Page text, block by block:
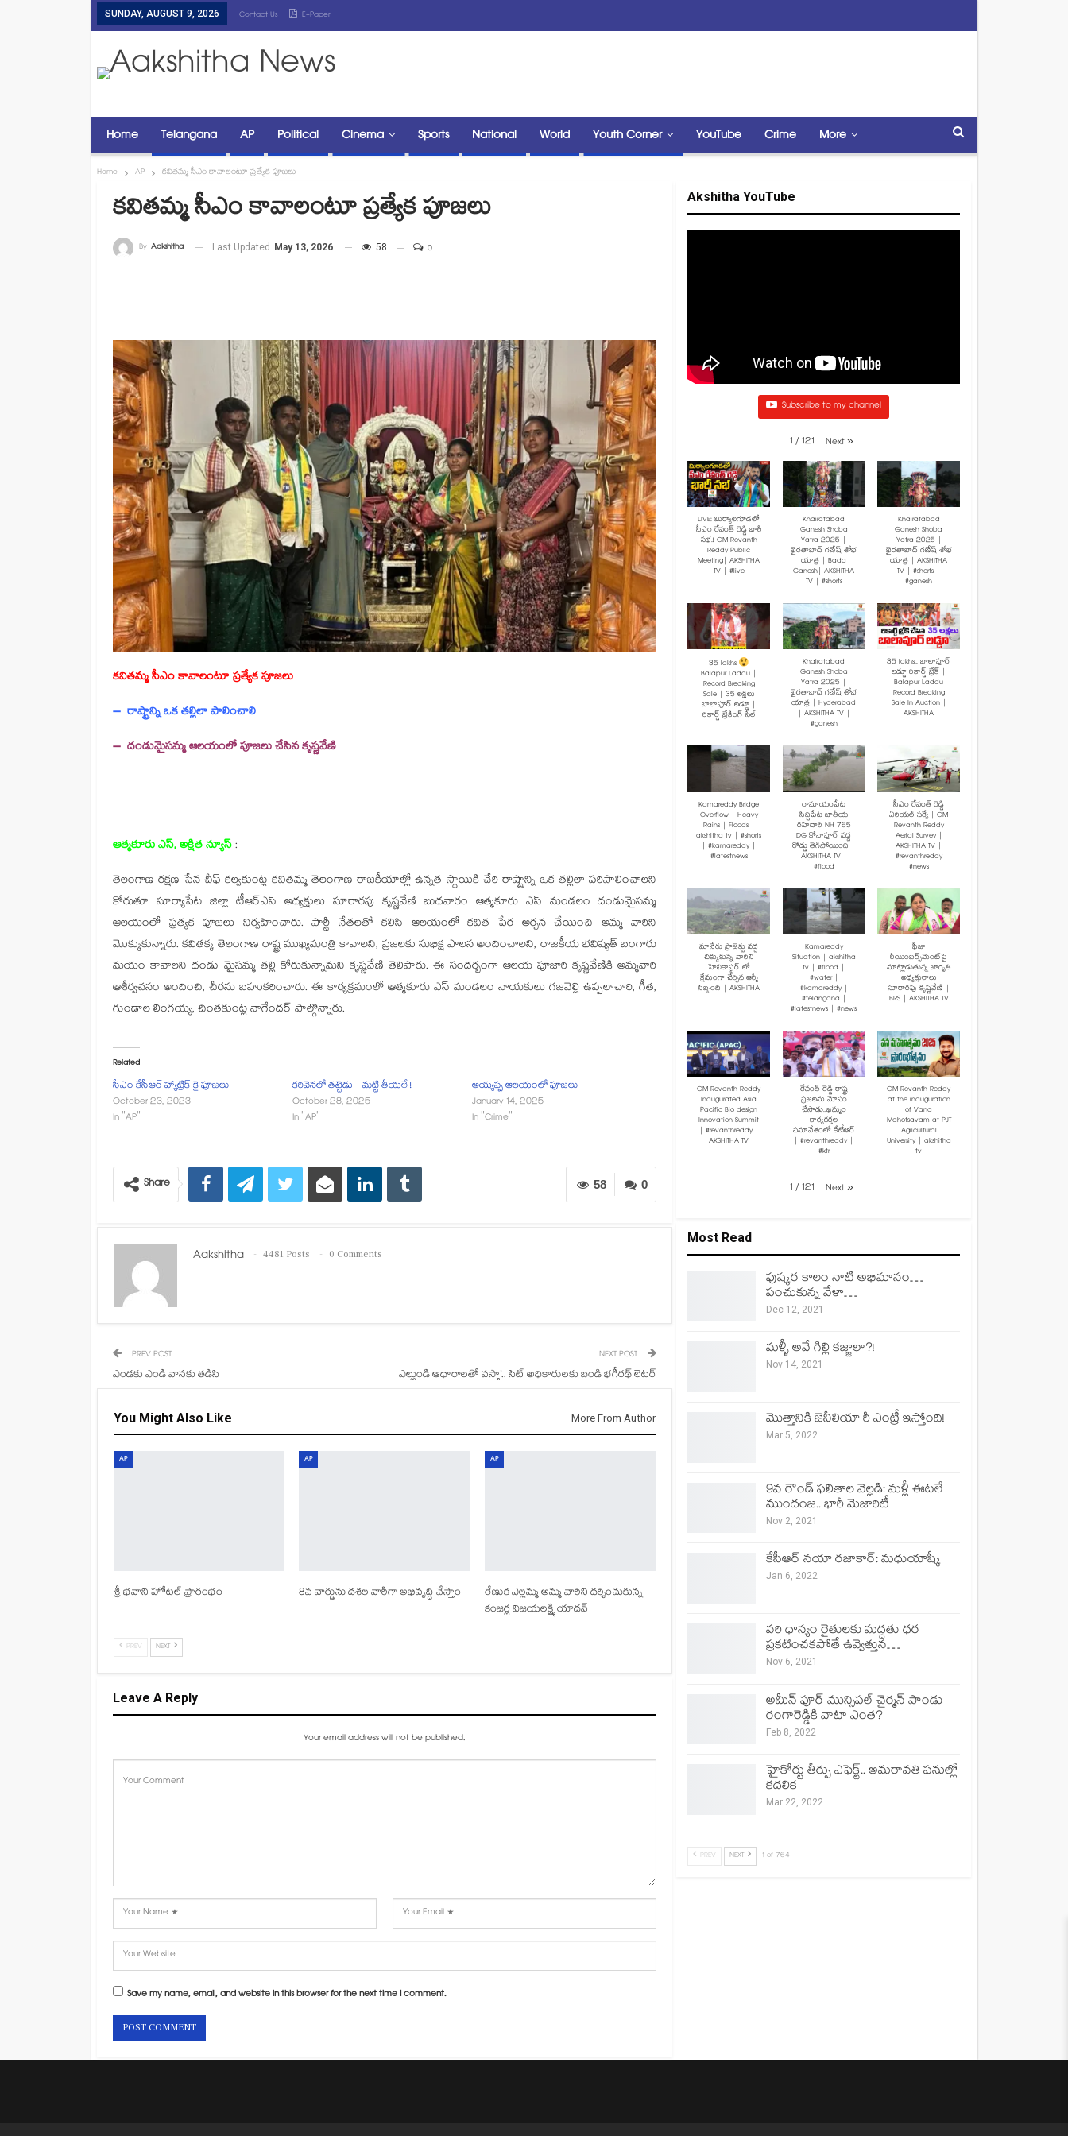
SUNDAY, AUGUST 9, 2026 Contact Us E-Paper
Home Telangana AP Political Cinema Sports National World Youth Corner YouTube Crime More
Home AP కవితమ్మ సీఎం కావాలంటూ ప్రత్యేక పూజలు
కవితమ్మ సీఎం కావాలంటూ ప్రత్యేక పూజలు
By Aakshitha Last Updated May 13, 2026 58 0
కవితమ్మ సీఎం కావాలంటూ ప్రత్యేక పూజలు
– రాష్ట్రాన్ని ఒక తల్లిలాపాలించాలి
– దండుమైసమ్మ ఆలయంలోపూజలు చేసిన కృష్ణవేణి
ఆత్మకూరు ఎస్, అక్షిత న్యూస్:
తెలంగాణ రక్షణ సేన చీఫ్ కల్వకుంట్ల కవితమ్మ తెలంగాణ రాజకీయాల్లో ఉన్నత స్థాయికి చేరి రాష్ట్రాన్ని ఒక తల్లిలా పరిపాలించాలని
కోరుతూ సూర్యాపేట జిల్లా టీఆర్ఎస్ అధ్యక్షులు సూరారపు కృష్ణవేణి బుధవారం ఆత్మకూరు ఎస్ మండలం దండుమైసమ్మ
ఆలయంలో ప్రత్యక పూజలు నిర్వహించారు. పార్టీ నేతలతో కలిసి ఆలయంలో కవిత పేర అర్చన చేయించి అమ్మ వారిని
మొక్కుకున్నారు. కవితక్క తెలంగాణ రాష్ట్ర ముఖ్యమంత్రి కావాలని, ప్రజలకు సుభిక్ష పాలన అందించాలని, రాజకీయ భవిష్యత్ బంగారు
మయం కావాలని దండు మైసమ్మ తల్లి కోరుకున్నామని కృష్ణవేణి తెలిపారు. ఈ సందర్భంగా ఆలయ పూజారి కృష్ణవేణికి అమ్మవారి
ఆశీర్వచనం అందించి, చీరను బహుకరించారు. ఈ కార్యక్రమంలో ఆత్మకూరు ఎస్ మండలం నాయకులు గజవెల్లి ఉప్పలాచారి, గీత,
గుండాల లింగయ్య, చింతకుంట్ల నాగేందర్ పాల్గొన్నారు.
Related
సీఎం కేసీఆర్ హ్యాట్రిక్ కై పూజలు
October 23, 2023
In "AP"
కరివెనలో తట్టెడు మట్టి తీయలే !
October 28, 2025
In "AP"
అయ్యప్ప ఆలయంలో పూజలు
January 14, 2025
In "Crime"
0
58
Share
Aakshitha 4481 Posts 0 Comments
PREV POST
ఎండకు ఎండి వానకు తడిసి
NEXT POST
ఎల్లుండి ఆధారాలతో వస్తా’.. సిట్ అధికారులకు బండి భగీరథ్ లెటర్
You Might Also Like More From Author
AP
శ్రీ భవాని హోటల్ ప్రారంభం
AP
8వ వార్డును దశల వారీగా అభివృద్ధి చేస్తాం
AP
రేణుక ఎల్లమ్మ అమ్మ వారిని దర్శించుకున్న
కంజర్ల విజయలక్ష్మి యాదవ్
PREV NEXT
Leave A Reply
Your email address will not be published.
Save my name, email, and website in this browser for the next time I comment.
Akshitha YouTube
Subscribe to my channel
1 / 121 Next»
LIVE: మిర్యాలగూడలో
సీఎం రేవంత్ రెడ్డి భారీ
సభ.! CM Revanth
Reddy Public
Meeting| AKSHITHA
TV | #live
Khairatabad
Ganesh Shoba
Yatra 2025 |
ఖైరతాబాద్ గణేష్ శోభ
యాత్ర | Bada
Ganesh| AKSHITHA
TV | #shorts
Khairatabad
Ganesh Shoba
Yatra 2025 |
ఖైరతాబాద్ గణేష్ శోభ
యాత్ర | AKSHITHA
TV | #shorts |
#ganesh
35 lakhs
Balapur Laddu |
Record Breaking
Sale | 35 లక్షలు
బాలాపూర్ లడ్డూ |
రికార్డ్ బ్రేకింగ్ సేల్
Khairatabad
Ganesh Shoba
Yatra 2025 |
ఖైరతాబాద్ గణేష్ శోభ
యాత్ర | Hyderabad
| AKSHITHA TV |
#ganesh
35 lakhs.. బాలాపూర్
లడ్డూ రికార్డ్ బ్రేక్ |
Balapur Laddu
Record Breaking
Sale In Auction |
AKSHITHA
Kamareddy Bridge
Overflow | Heavy
Rains | Floods |
akshitha tv | #shorts
| #kamareddy |
#latestnews
రామాయంపేట
సిద్దిపేట జాతీయ
రహదారి NH 765
DG కోనాపూర్ వద్ద
రోడ్డు తెగిపోయింది |
AKSHITHA TV |
#flood
సీఎం రేవంత్ రెడ్డి
ఏరియల్ సర్వే | CM
Revanth Reddy
Aerial Survey |
AKSHITHA TV |
#revanthreddy
#news
మానేరు ప్రాజెక్టు వద్ద
చిక్కుకున్న వారిని
హెలికాప్టర్ లో
క్షేమంగా చేర్చిన ఆర్మీ
సిబ్బంది | AKSHITHA
Kamareddy
Situation | akshitha
tv | #flood |
#water |
#kamareddy |
#telangana |
#latestnews | #news
ఫీజు
రీయింబర్స్‌మెంట్‌పై
మాట్లాడుతున్న జాగృతి
అధ్యక్షురాలు
సూరారపు కృష్ణవేణి |
BRS | AKSHITHA TV
CM Revanth Reddy
Inaugurated Asia
Pacific Bio design
Innovation Summit
| #revanthreddy |
AKSHITHA TV
రేవంత్ రెడ్డి రాష్ట్ర
ప్రజలను మోసం
చేసాడు..ఖమ్మం
కార్యకర్తల
సమావేశంలో కేటీఆర్
| #revanthreddy |
#ktr
CM Revanth Reddy
at the inauguration
of Vana
Mahotsavam at PJT
Agricultural
University | akshitha
tv
1 / 121 Next»
Most Read
పుష్కర కాలం నాటి అభిమానం…
పంచుకున్న వేళా…
Dec 12, 2021
మళ్ళీ అవే గిల్లి కజ్జాలా?!
Nov 14, 2021
మొత్తానికి జెనీలియా రీ ఎంట్రీ ఇస్తోంది!
Mar 5, 2022
9వ రౌండ్ ఫలితాల వెల్లడి: మళ్లీ ఈటలే
ముందంజ.. భారీ మెజారిటీ
Nov 2, 2021
కేసీఆర్ నయా రజాకార్: మధుయాష్కీ
Jan 6, 2022
వరి ధాన్యం రైతులకు మద్దతు ధర
ప్రకటించకపోతే ఉవ్వెత్తున…
Nov 6, 2021
అమీన్ పూర్ మున్సిపల్ చైర్మన్ పాండు
రంగారెడ్డికి వాటా ఎంత?
Feb 8, 2022
హైకోర్టు తీర్పు ఎఫెక్ట్.. అమరావతి పనుల్లో
కదలిక
Mar 22, 2022
PREV NEXT 1 of 764